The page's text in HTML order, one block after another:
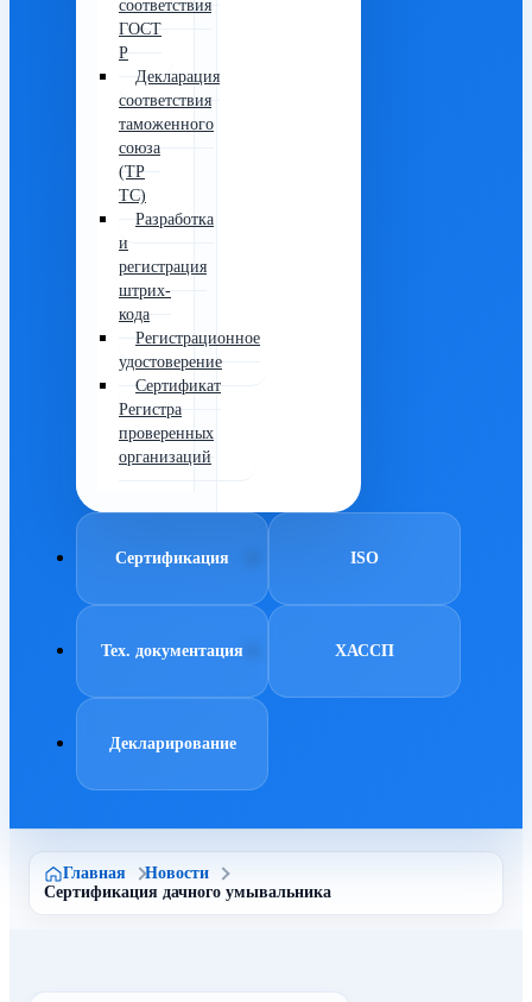
соответствия
ГОСТ
Р
Декларация
соответствия
таможенного
союза
(ТР
ТС)
Разработка
и
регистрация
штрих-
кода
Регистрационное
удостоверение
Сертификат
Регистра
проверенных
организаций
Сертификация ISO
Тех. документация ХАССП
Декларирование
Главная
Новости
Сертификация дачного умывальника